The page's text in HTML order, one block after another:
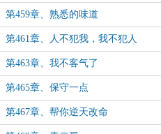
行！
第459章、熟悉的味道
第461章、人不犯我，我不犯人
第463章、我不客气了
第465章、保守一点
第467章、帮你逆天改命